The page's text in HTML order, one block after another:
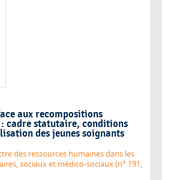
aux recompositions
cadre statutaire, conditions
des jeunes soignants
des ressources humaines dans les
sociaux et médico-sociaux (n° 191,